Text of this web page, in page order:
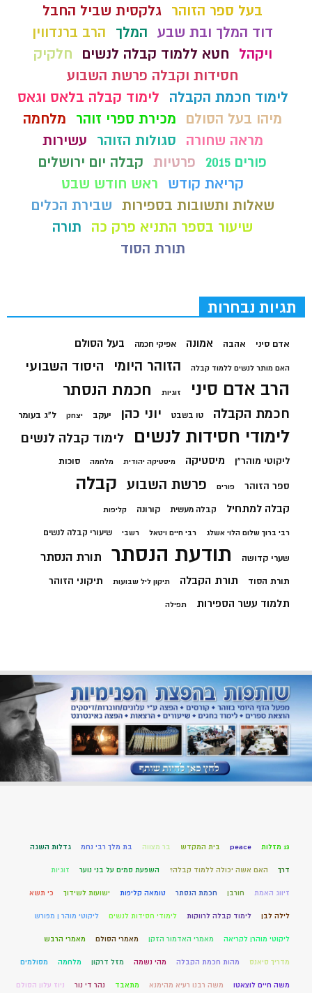
בעל ספר הזוהר גלקסית שביל החבל
דוד המלך ובת שבע המלך
הרב ברנדווין
ויקהל
חטא ללמוד קבלה לנשים
חלקיק
חסידות וקבלה פרשת השבוע
לימוד חכמת הקבלה
לימוד קבלה בלאס וגאס
מיהו בעל הסולם
מכירת ספרי זוהר
מלחמה
מראה שחורה
סגולות הזוהר
עשירות
פורים 2015
פרטיות קבלה יום ירושלים
קריאת קודש
ראש חודש שבט
שאלות ותשובות בספירות שבירת הכלים
שיעור בספר התניא פרק כה
תורה
תורת הסוד
תגיות נבחרות
אדם סיני אהבה אמונה אפיקי חכמה בעל הסולם
האם מותר לנשים ללמוד קבלה הזוהר היומי היסוד השבועי
הרב אדם סיני זוגיות חכמת הנסתר
חכמת הקבלה טו בשבט יוני כהן יעקב יצחק ל"ג בעומר
לימודי חסידות לנשים לימוד קבלה לנשים
ליקוטי מוהר"ן מיסטיקה מיסטיקה יהודית מלחמה סוכות
ספר הזוהר פורים פרשת השבוע קבלה
קבלה למתחיל קבלה מעשית קורונה קליפות
רבי ברוך שלום הלוי אשלג רבי חיים ויטאל רשבי שיעורי קבלה לנשים
שערי קדושה תודעת הנסתר תורת הנסתר
תורת הסוד תורת הקבלה תיקון ליל שבועות תיקוני הזוהר
תלמוד עשר הספירות תפילה
13 מזלות peace בית המקדש בר מצווה בת מלך רבי נחמ גדלות השגה
דרך האם אשה יכולה ללמוד קבלה? השפעת סמים על בני נוער זוגיות
זיווג האמת חורבן חכמת הנסתר טומאה קליפות ישועות לשידוך כי תשא
לילה לבן לימוד קבלה לרווקות לימודי חסידות לנשים ליקוטי מוהר ן מפורש
ליקוטי מוהרן לקריאה מאמרי האדמור הזקן מאמרי הסולם מאמרי הרבש
מדריך סיאנס מהות חכמת הקבלה מהי נשמה מזל דרקון מלחמה מסולמים
משה חיים לוצאטו משה רבנו רעיא מהימנא מתאבד נהר די נור ניוז עלון הסולם